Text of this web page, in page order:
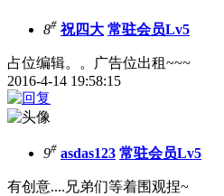
8# 祝四大 常驻会员Lv5
占位编辑。。广告位出租~~~
2016-4-14 19:58:15
9# asdas123 常驻会员Lv5
有创意....兄弟们等着围观捏~